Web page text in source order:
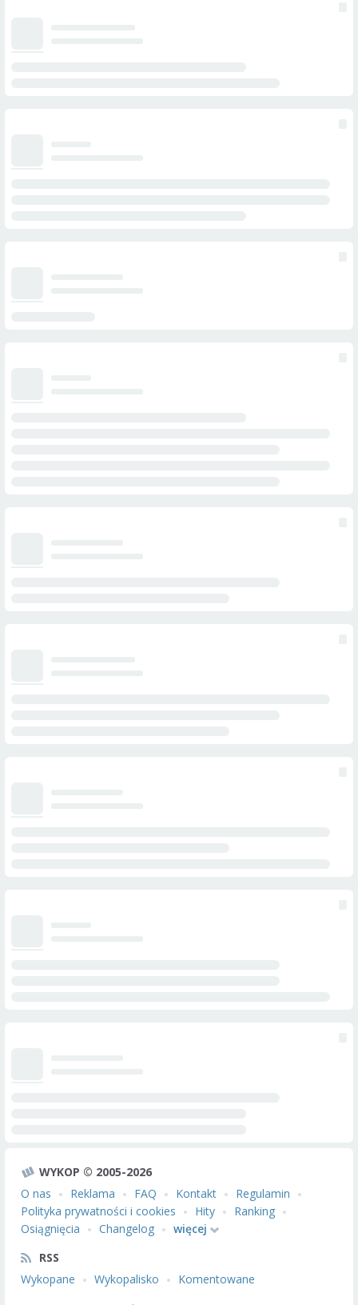
WYKOP © 2005-2026
O nas
Reklama FAQ Kontakt
Regulamin
Polityka prywatności i cookies
Hity
Ranking
Osiągnięcia
Changelog
więcej
RSS
Wykopane
Wykopalisko
Komentowane